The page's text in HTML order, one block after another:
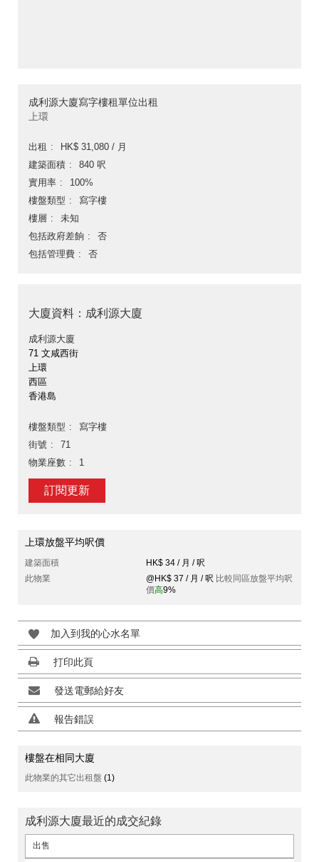
成利源大廈寫字樓租單位出租
上環
出租
HK$ 31,080 / 月
建築面積
840 呎
實用率
100%
樓盤類型
寫字樓
樓層
未知
包括政府差餉
否
包括管理費
否
大廈資料：成利源大廈
成利源大廈
71 文咸西街
上環
西區
香港島
樓盤類型
寫字樓
街號
71
物業座數
1
訂閱更新
上環放盤平均呎價
建築面積
HK$ 34 / 月 / 呎
此物業
@HK$ 37 / 月 / 呎 比較同區放盤平均呎
價高9%
加入到我的心水名單
打印此頁
發送電郵給好友
報告錯誤
樓盤在相同大廈
此物業的其它出租盤 (1)
成利源大廈最近的成交紀錄
出售